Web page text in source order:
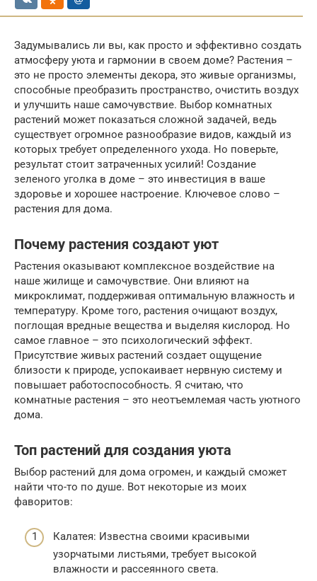
Задумывались ли вы, как просто и эффективно создать
атмосферу уюта и гармонии в своем доме? Растения –
это не просто элементы декора, это живые организмы,
способные преобразить пространство, очистить воздух
и улучшить наше самочувствие. Выбор комнатных
растений может показаться сложной задачей, ведь
существует огромное разнообразие видов, каждый из
которых требует определенного ухода. Но поверьте,
результат стоит затраченных усилий! Создание
зеленого уголка в доме – это инвестиция в ваше
здоровье и хорошее настроение. Ключевое слово –
растения для дома.
Почему растения создают уют
Растения оказывают комплексное воздействие на
наше жилище и самочувствие. Они влияют на
микроклимат, поддерживая оптимальную влажность и
температуру. Кроме того, растения очищают воздух,
поглощая вредные вещества и выделяя кислород. Но
самое главное – это психологический эффект.
Присутствие живых растений создает ощущение
близости к природе, успокаивает нервную систему и
повышает работоспособность. Я считаю, что
комнатные растения – это неотъемлемая часть уютного
дома.
Топ растений для создания уюта
Выбор растений для дома огромен, и каждый сможет
найти что-то по душе. Вот некоторые из моих
фаворитов:
Калатея: Известна своими красивыми
узорчатыми листьями, требует высокой
влажности и рассеянного света.